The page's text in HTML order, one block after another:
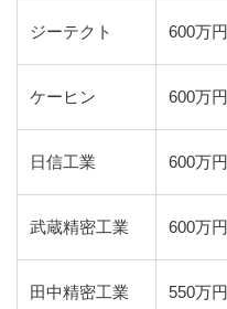
ジーテクト 600万円
ケーヒン 600万円
日信工業 600万円
武蔵精密工業 600万円
田中精密工業 550万円